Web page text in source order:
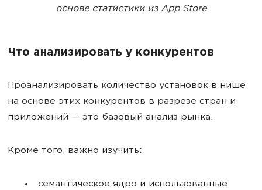
основе статистики из App Store
Что анализировать у конкурентов
Проанализировать количество установок в нише
на основе этих конкурентов в разрезе стран и
приложений — это базовый анализ рынка.
Кроме того, важно изучить:
семантическое ядро и использованные